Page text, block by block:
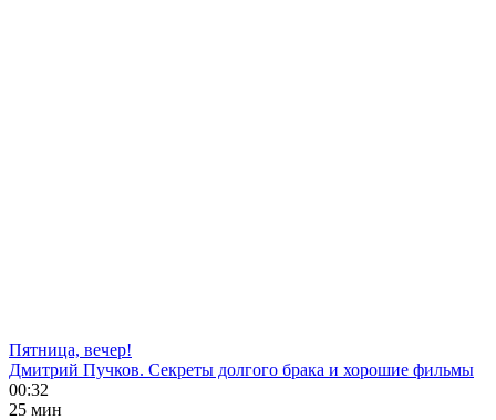
Пятница, вечер!
Дмитрий Пучков. Секреты долгого брака и хорошие фильмы
00:32
25 мин